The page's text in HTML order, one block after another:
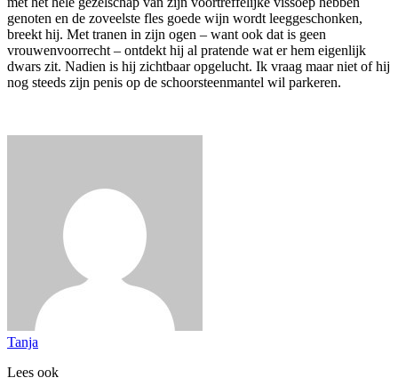
genoten en de zoveelste fles goede wijn wordt leeggeschonken,
breekt hij. Met tranen in zijn ogen – want ook dat is geen
vrouwenvoorrecht – ontdekt hij al pratende wat er hem eigenlijk
dwars zit. Nadien is hij zichtbaar opgelucht. Ik vraag maar niet of hij
nog steeds zijn penis op de schoorsteenmantel wil parkeren.
Tanja
Lees ook